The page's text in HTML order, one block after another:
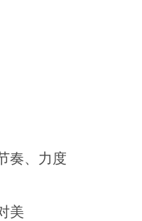
奏、力度
美